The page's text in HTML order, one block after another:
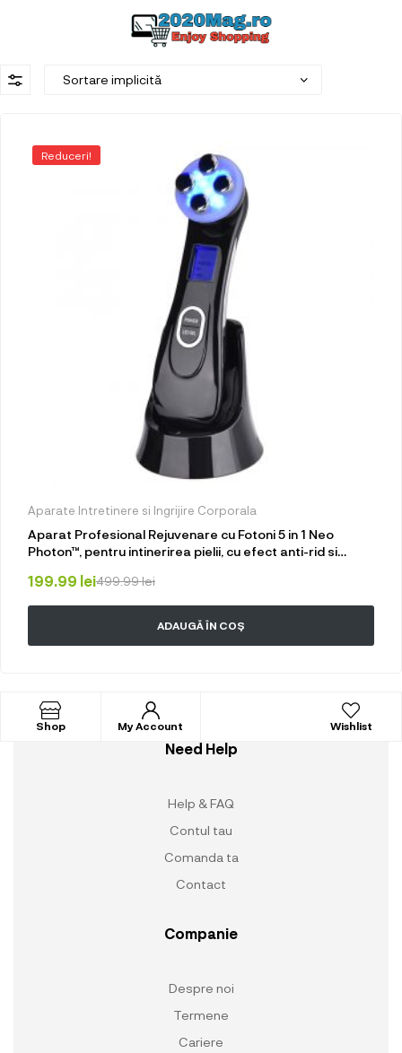
Reduceri!
Aparate Intretinere si Ingrijire Corporala
Aparat Profesional Rejuvenare cu Fotoni 5 in 1 Neo
Photon™, pentru intinerirea pielii, cu efect anti-rid si
porii, elimina acneea, albire, pentru fata si gat, cu stativ
pentru incarcare rapida, Negru
499.99lei
199.99 lei
ADAUGĂ ÎN COȘ
Shop My Account Wishlist
Need Help
Help & FAQ
Contul tau
Comanda ta
Contact
Companie
Despre noi
Termene
Cariere